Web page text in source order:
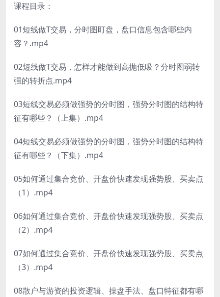
课程目录：
01短线做T交易，分时图盯盘，盘口信息包含哪些内
容？.mp4
02短线做T交易，怎样才能做到高抛低吸？分时图弱转
强的转折点.mp4
03短线交易必须做强势的分时图，强势分时图的结构特
征有哪些？（上集）.mp4
04短线交易必须做强势的分时图，强势分时图的结构特
征有哪些？（下集）.mp4
05如何通过集合竞价、开盘价快速发现强势股、买卖点
（1）.mp4
06如何通过集合竞价、开盘价快速发现强势股、买卖点
（2）.mp4
07如何通过集合竞价、开盘价快速发现强势股、买卖点
（3）.mp4
08散户与游资的投资逻辑、操盘手法、盘口特征都有哪